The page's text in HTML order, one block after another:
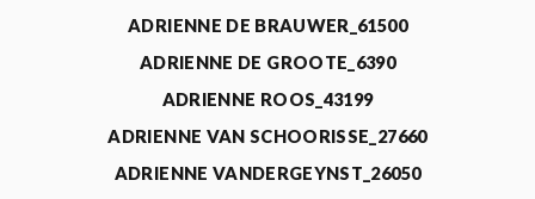
ADRIENNE DE BRAUWER_61500
ADRIENNE DE GROOTE_6390
ADRIENNE ROOS_43199
ADRIENNE VAN SCHOORISSE_27660
ADRIENNE VANDERGEYNST_26050